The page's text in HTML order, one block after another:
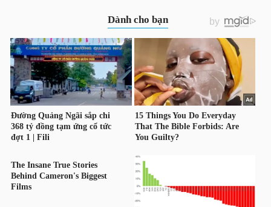
HÀNG
HÓA
KINH